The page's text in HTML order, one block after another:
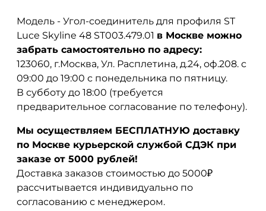
Модель - Угол-соединитель для профиля ST
Luce Skyline 48 ST003.479.01 в Москве можно
забрать самостоятельно по адресу:
123060, г.Москва, Ул. Расплетина, д.24, оф.208. с
09:00 до 19:00 с понедельника по пятницу.
В субботу до 18:00 (требуется
предварительное согласование по телефону).
Мы осуществляем БЕСПЛАТНУЮ доставку
по Москве курьерской службой СДЭК при
заказе от 5000 рублей!
Доставка заказов стоимостью до 5000₽
рассчитывается индивидуально по
согласованию с менеджером.